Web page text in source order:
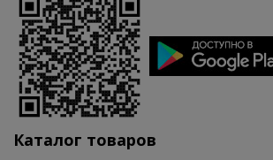
Каталог товаров